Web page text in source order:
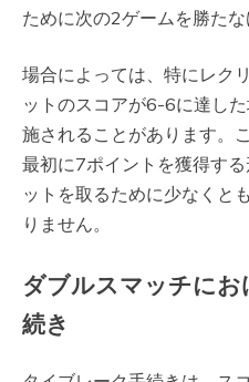
ために次の2ゲームを勝たな
場合によっては、特にレク
ットのスコアが6-6に達し
施されることがあります。
最初に7ポイントを獲得す
ットを取るために少なくと
りません。
ダブルスマッチに
続き